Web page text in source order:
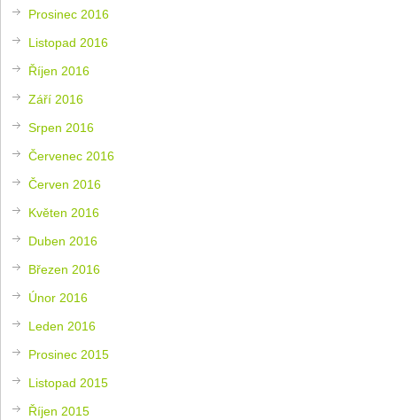
Prosinec 2016
Listopad 2016
Říjen 2016
Září 2016
Srpen 2016
Červenec 2016
Červen 2016
Květen 2016
Duben 2016
Březen 2016
Únor 2016
Leden 2016
Prosinec 2015
Listopad 2015
Říjen 2015